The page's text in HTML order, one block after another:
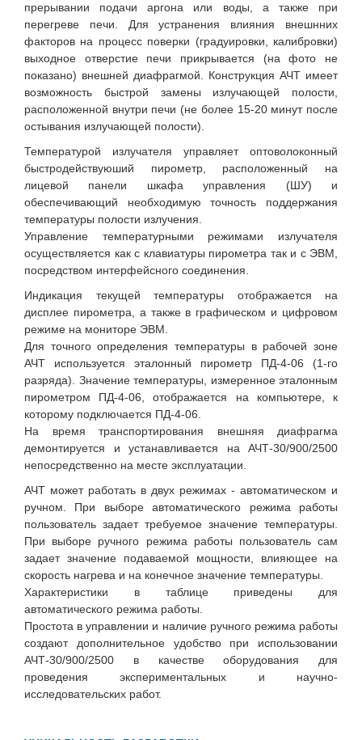
прерывании подачи аргона или воды, а также при
перегреве печи. Для устранения влияния внешнних
факторов на процесс поверки (градуировки, калибровки)
выходное отверстие печи прикрывается (на фото не
показано) внешней диафрагмой. Конструкция АЧТ имеет
возможность быстрой замены излучающей полости,
расположенной внутри печи (не более 15-20 минут после
остывания излучающей полости).
Температурой излучателя управляет оптоволоконный
быстродействуюший пирометр, расположенный на
лицевой панели шкафа управления (ШУ) и
обеспечивающий необходимую точность поддержания
температуры полости излучения.
Управление температурными режимами излучателя
осуществляется как с клавиатуры пирометра так и с ЭВМ,
посредством интерфейсного соединения.
Индикация текущей температуры отображается на
дисплее пирометра, а также в графическом и цифровом
режиме на мониторе ЭВМ.
Для точного определения температуры в рабочей зоне
АЧТ используется эталонный пирометр ПД-4-06 (1-го
разряда). Значение температуры, измеренное эталонным
пирометром ПД-4-06, отображается на компьютере, к
которому подключается ПД-4-06.
На время транспортирования внешняя диафрагма
демонтируется и устанавливается на АЧТ-30/900/2500
непосредственно на месте эксплуатации.
АЧТ может работать в двух режимах - автоматическом и
ручном. При выборе автоматического режима работы
пользователь задает требуемое значение температуры.
При выборе ручного режима работы пользователь сам
задает значение подаваемой мощности, влияющее на
скорость нагрева и на конечное значение температуры.
Характеристики в таблице приведены для
автоматического режима работы.
Простота в управлении и наличие ручного режима работы
создают дополнительное удобство при использовании
АЧТ-30/900/2500 в качестве оборудования для
проведения экспериментальных и научно-
исследовательских работ.